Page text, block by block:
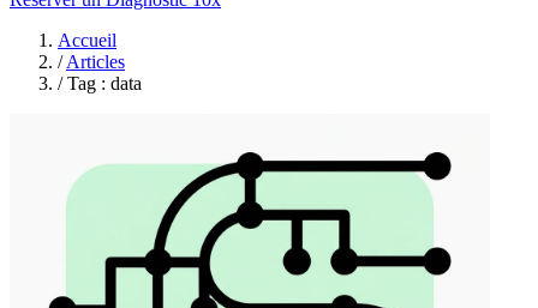
Accueil
/ Articles
/ Tag : data